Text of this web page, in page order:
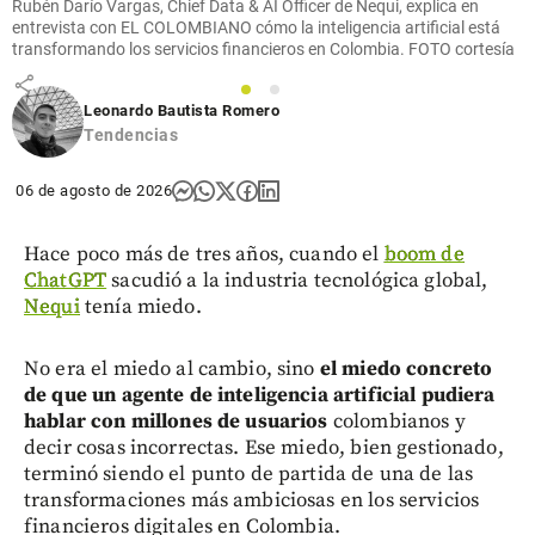
Madrid ante
Ferencvaros
share
Rubén Darío Vargas, Chief Data & AI Officer de Nequi, explica en
entrevista con EL COLOMBIANO cómo la inteligencia artificial está
transformando los servicios financieros en Colombia. FOTO cortesía
1
2
Leonardo Bautista Romero
Tendencias
06 de agosto de 2026
Hace poco más de tres años, cuando el boom de
ChatGPTsacudió a la industria tecnológica global,
Nequitenía miedo.
No era el miedo al cambio, sino el miedo concreto
de que un agente de inteligencia artificial pudiera
hablar con millones de usuarios colombianos y
decir cosas incorrectas. Ese miedo, bien gestionado,
terminó siendo el punto de partida de una de las
transformaciones más ambiciosas en los servicios
financieros digitales en Colombia.